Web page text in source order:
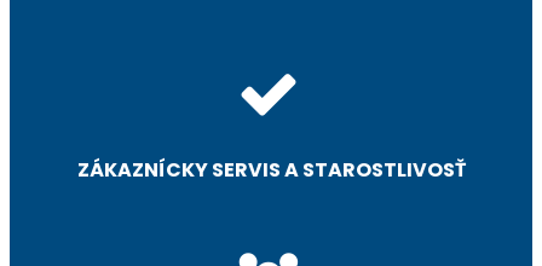
ZÁKAZNÍCKY SERVIS A STAROSTLIVOSŤ